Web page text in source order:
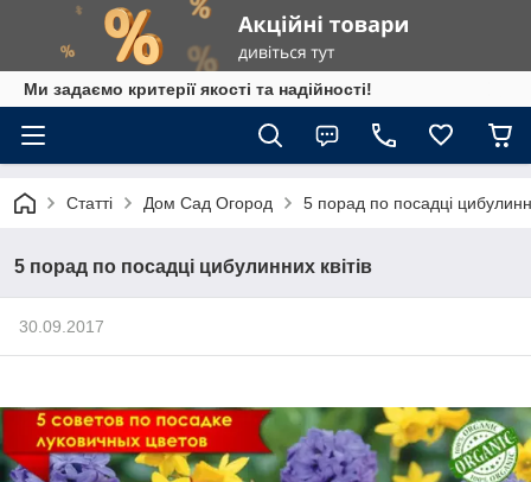
Ми задаємо критерії якості та надійності!
Статті Дом Сад Огород 5 порад по посадці
5 порад по посадці цибулинних квітів
30.09.2017